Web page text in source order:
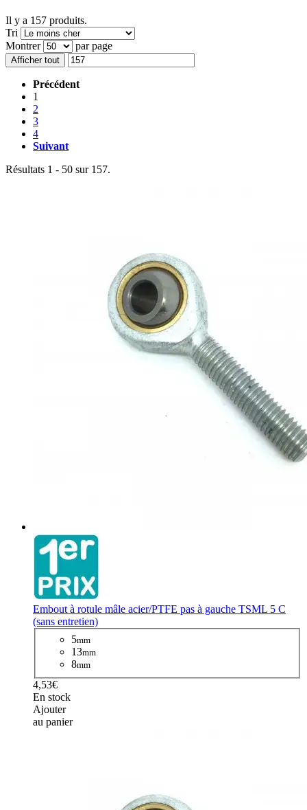
Il y a 157 produits.
Tri
Montrer
par page
Afficher tout
Précédent
1
2
3
4
Suivant
Résultats 1 - 50 sur 157.
Embout à rotule mâle acier/PTFE pas à gauche TSML 5 C
(sans entretien)
5mm
13mm
8mm
4,53€
En stock
Ajouter
au panier